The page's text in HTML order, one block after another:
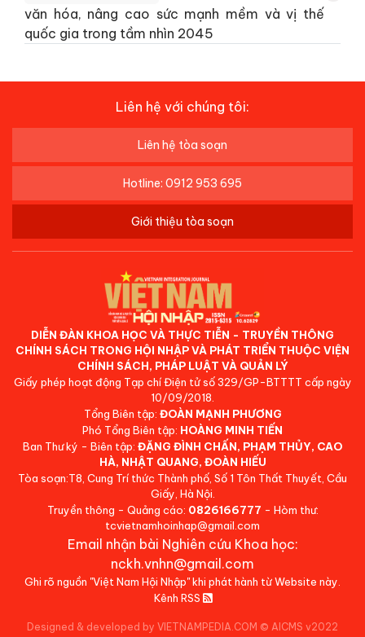
văn hóa, nâng cao sức mạnh mềm và vị thế
quốc gia trong tầm nhìn 2045
Liên hệ với chúng tôi:
Liên hệ tòa soạn
Hotline: 0912 953 695
Giới thiệu tòa soạn
DIỄN ĐÀN KHOA HỌC VÀ THỰC TIỄN - TRUYỀN THÔNG
CHÍNH SÁCH TRONG HỘI NHẬP VÀ PHÁT TRIỂN THUỘC VIỆN
CHÍNH SÁCH, PHÁP LUẬT VÀ QUẢN LÝ
Giấy phép hoạt động Tạp chí Điện tử số 329/GP-BTTTT cấp ngày
10/09/2018.
Tổng Biên tập: ĐOÀN MẠNH PHƯƠNG
Phó Tổng Biên tập: HOÀNG MINH TIẾN
Ban Thư ký - Biên tập: ĐẶNG ĐÌNH CHẤN, PHẠM THỦY, CAO
HÀ, NHẬT QUANG, ĐOÀN HIẾU
Tòa soạn:T8, Cung Trí thức Thành phố, Số 1 Tôn Thất Thuyết, Cầu
Giấy, Hà Nội.
Truyền thông - Quảng cáo: 0826166777 - Hòm thư:
tcvietnamhoinhap@gmail.com
Email nhận bài Nghiên cứu Khoa học:
nckh.vnhn@gmail.com
Ghi rõ nguồn "Việt Nam Hội Nhập" khi phát hành từ Website này.
Kênh RSS
Designed & developed by VIETNAMPEDIA.COM © AICMS v2022